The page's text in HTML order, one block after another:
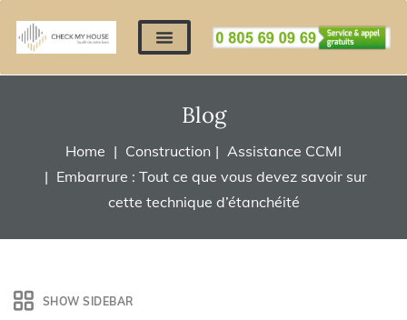
Blog
Home Construction
Assistance CCMI
Embarrure : Tout ce que vous devez savoir sur
cette technique d’étanchéité
SHOW SIDEBAR